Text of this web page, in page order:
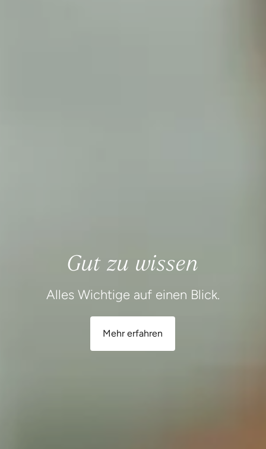
Gut zu wissen
Alles Wichtige auf einen Blick.
Mehr erfahren